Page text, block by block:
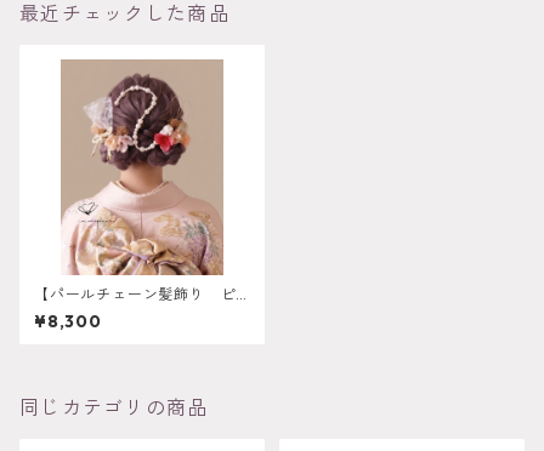
最近チェックした商品
【パールチェーン髪飾り ピ
ンク】成人式 卒業式 結婚
式 k-0130
¥8,300
同じカテゴリの商品